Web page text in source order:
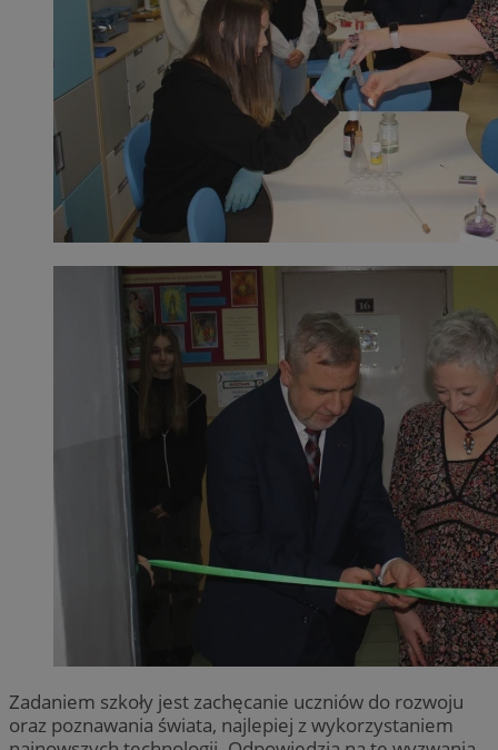
Zadaniem szkoły jest zachęcanie uczniów do rozwoju
oraz poznawania świata, najlepiej z wykorzystaniem